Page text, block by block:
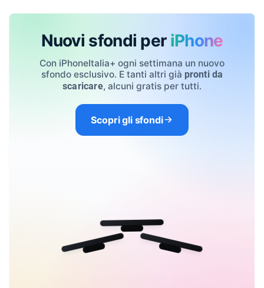
Nuovi sfondi per iPhone
Con iPhoneItalia+ ogni settimana un nuovo
sfondo esclusivo. E tanti altri già pronti da
scaricare, alcuni gratis per tutti.
Scopri gli sfondi